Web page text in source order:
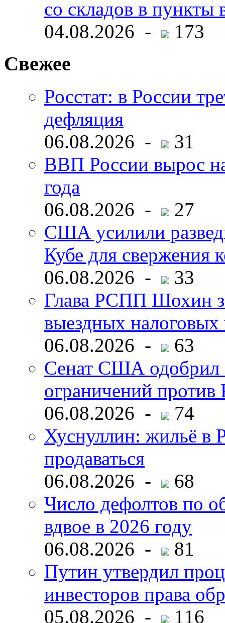
со складов в пункты
04.08.2026 -
173
Свежее
Росстат: в России
дефляция
06.08.2026 -
31
ВВП России вырос
года
06.08.2026 -
27
США усилили
Кубе для свержения
06.08.2026 -
33
Глава РСПП Шохин
выездных налоговых
06.08.2026 -
63
Сенат США одобрил
ограничений
06.08.2026 -
74
Хуснуллин: жильё в
продаваться
06.08.2026 -
68
Число дефолтов по
вдвое в 2026 году
06.08.2026 -
81
Путин утвердил
инвесторов права
05.08.2026 -
116